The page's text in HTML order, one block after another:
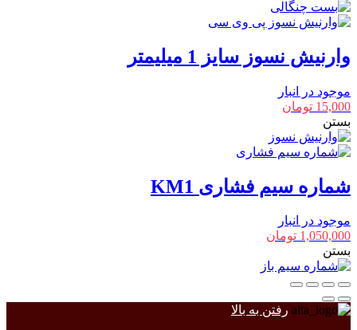
وارنیش نسوز سایز 1 میلیمتر
موجود در انبار
15,000 تومان
بستن
شماره سیم فشاری KM1
موجود در انبار
1,050,000 تومان
بستن
رفتن به بالا